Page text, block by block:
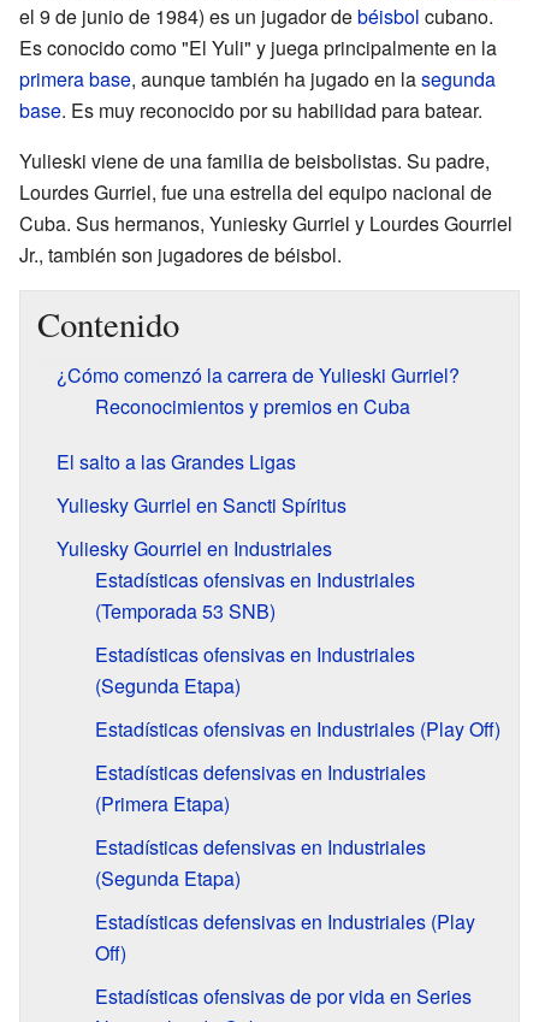
el 9 de junio de 1984) es un jugador debéisbol cubano.
Es conocido como "El Yuli" y juega principalmente en la
primera base, aunque también ha jugado en lasegunda
base. Es muy reconocido por su habilidad para batear.
Yulieski viene de una familia de beisbolistas. Su padre,
Lourdes Gurriel, fue una estrella del equipo nacional de
Cuba. Sus hermanos, Yuniesky Gurriel y Lourdes Gourriel
Jr., también son jugadores de béisbol.
Contenido
¿Cómo comenzó la carrera de Yulieski Gurriel?
Reconocimientos y premios en Cuba
El salto a las Grandes Ligas
Yuliesky Gurriel en Sancti Spíritus
Yuliesky Gourriel en Industriales
Estadísticas ofensivas en Industriales
(Temporada 53 SNB)
Estadísticas ofensivas en Industriales
(Segunda Etapa)
Estadísticas ofensivas en Industriales (Play Off)
Estadísticas defensivas en Industriales
(Primera Etapa)
Estadísticas defensivas en Industriales
(Segunda Etapa)
Estadísticas defensivas en Industriales (Play
Off)
Estadísticas ofensivas de por vida en Series